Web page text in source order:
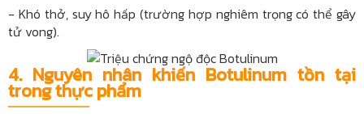
- Khó thở, suy hô hấp (trường hợp nghiêm trọng có thể gây
tử vong).
4. Nguyên nhân khiến Botulinum tồn tại
trong thực phẩm